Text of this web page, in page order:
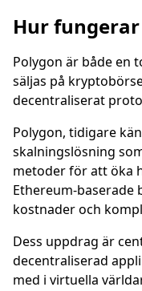
Hur
Polygon är både en
säljas på
decentraliserat
Polygon, tidigare
skalningslösning
metoder för att öka
Ethereum-baserade
kostnader och
Dess uppdrag är
decentraliserad
med i virtuella